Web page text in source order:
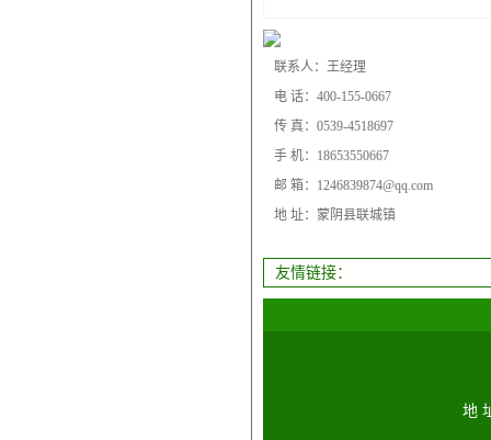
联系人：王经理
电 话：400-155-0667
传 真：0539-4518697
手 机：18653550667
邮 箱：1246839874@qq.com
地 址：蒙阴县联城镇
友情链接：
地